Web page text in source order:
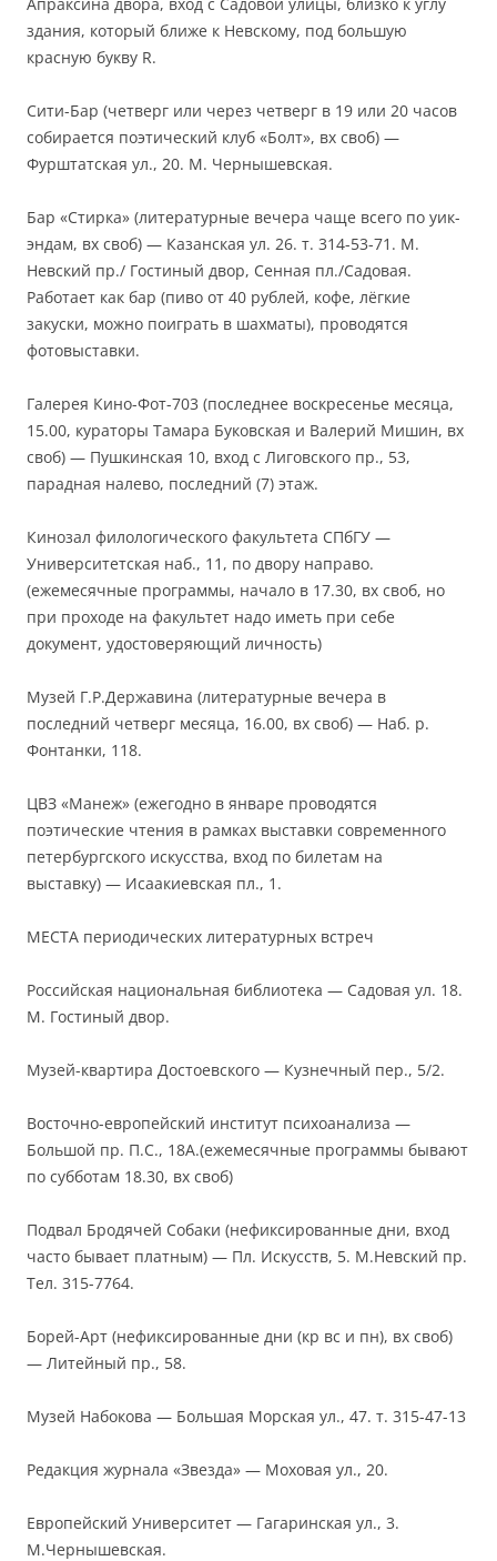
здания, который ближе к Невскому, под большую
красную букву R.
Cити-Бар (четверг или через четверг в 19 или 20 часов
собирается поэтический клуб «Болт», вх своб) —
Фурштатская ул., 20. М. Чернышевская.
Бар «Стирка» (литературные вечера чаще всего по уик-
эндам, вх своб) — Казанская ул. 26. т. 314-53-71. М.
Невский пр./ Гостиный двор, Сенная пл./Садовая.
Работает как бар (пиво от 40 рублей, кофе, лёгкие
закуски, можно поиграть в шахматы), проводятся
фотовыставки.
Галерея Кино-Фот-703 (последнее воскресенье месяца,
15.00, кураторы Тамара Буковская и Валерий Мишин, вх
своб) — Пушкинская 10, вход с Лиговского пр., 53,
парадная налево, последний (7) этаж.
Кинозал филологического факультета СПбГУ —
Университетская наб., 11, по двору направо.
(ежемесячные программы, начало в 17.30, вх своб, но
при проходе на факультет надо иметь при себе
документ, удостоверяющий личность)
Музей Г.Р.Державина (литературные вечера в
последний четверг месяца, 16.00, вх своб) — Наб. р.
Фонтанки, 118.
ЦВЗ «Манеж» (ежегодно в январе проводятся
поэтические чтения в рамках выставки современного
петербургского искусства, вход по билетам на
выставку) — Исаакиевская пл., 1.
МЕСТА периодических литературных встреч
Российская национальная библиотека — Садовая ул. 18.
М. Гостиный двор.
Музей-квартира Достоевского — Кузнечный пер., 5/2.
Восточно-европейский институт психоанализа —
Большой пр. П.С., 18А.(ежемесячные программы бывают
по субботам 18.30, вх своб)
Подвал Бродячей Собаки (нефиксированные дни, вход
часто бывает платным) — Пл. Искусств, 5. М.Невский пр.
Тел. 315-7764.
Борей-Арт (нефиксированные дни (кр вс и пн), вх своб)
— Литейный пр., 58.
Музей Набокова — Большая Морская ул., 47. т. 315-47-13
Редакция журнала «Звезда» — Моховая ул., 20.
Европейский Университет — Гагаринская ул., 3.
М.Чернышевская.